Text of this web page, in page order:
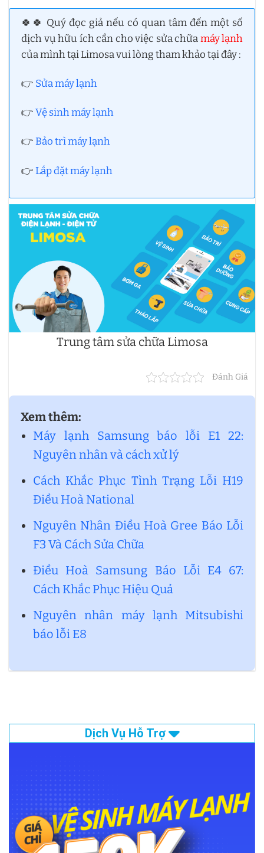
🍀🍀 Quý đọc giả nếu có quan tâm đến một số
dịch vụ hữu ích cần cho việc sửa chữamáy lạnh
của mình tại Limosa vui lòng tham khảo tại đây :
👉 Sửa máy lạnh
👉Vệ sinh máy lạnh
👉Bảo trì máy lạnh
👉Lắp đặt máy lạnh
Trung tâm sửa chữa Limosa
Đánh Giá
Xem thêm:
Máy lạnh Samsung báo lỗi E1 22:
Nguyên nhân và cách xử lý
Cách Khắc Phục Tình Trạng Lỗi H19
Điều Hoà National
Nguyên Nhân Điều Hoà Gree Báo Lỗi
F3 Và Cách Sửa Chữa
Điều Hoà Samsung Báo Lỗi E4 67:
Cách Khắc Phục Hiệu Quả
Nguyên nhân máy lạnh Mitsubishi
báo lỗi E8
Dịch Vụ Hỗ Trợ